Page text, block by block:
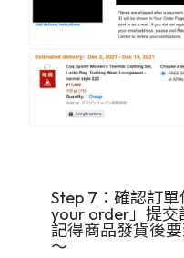
Step 7：確認訂
your order」提交
記得商品發貨後
～